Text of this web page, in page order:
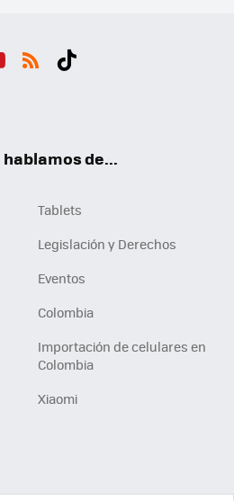
de...
Tablets
Legislación y Derechos
Eventos
Colombia
Importación de celulares en
Colombia
Xiaomi